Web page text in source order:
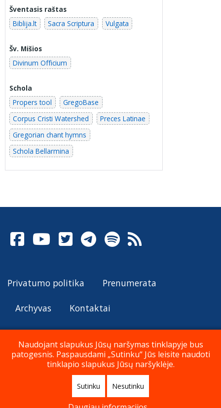
Šventasis raštas
Biblija.lt
Sacra Scriptura Vulgata
Šv. Mišios
Divinum Officium
Schola
Propers tool
GregoBase
Corpus Cristi Watershed
Preces Latinae
Gregorian chant hymns
Schola Bellarmina
Privatumo politika Prenumerata
Archyvas Kontaktai
© Katalikų Tradicija 2026
Į viršų
Naudojant slapukus Jūsų naršymas tinklapyje bus
patogesnis. Paspausdami „Sutinku“ Jūs leisite naudoti
tinklapio slapukus Jūsų naršyklėje.
Sutinku Nesutinku